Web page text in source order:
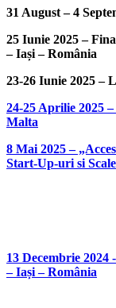
31 August – 4
25 Iunie 2025 –
– Iași – România
23-26 Iunie 2025 –
24-25 Aprilie 2025
Malta
8 Mai 2025 –
Start-Up-uri si
13 Decembrie
– Iași – România